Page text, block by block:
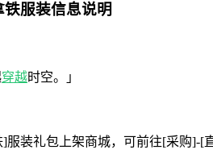
服装信息说明
穿越时空。」
服装礼包上架商城，可前往[采购]-[